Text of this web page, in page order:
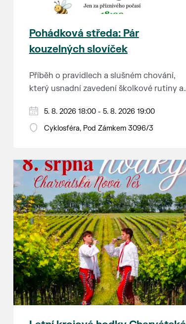
Pohádková středa: Pár
kouzelných slovíček
Příběh o pravidlech a slušném chování,
který usnadní zavedení školkové rutiny a
Hraje se jen za příznivého počasí.
Vstupné dobrovolné.
5. 8. 2026 18:00 - 5. 8. 2026 19:00
Cyklosféra, Pod Zámkem 3096/3